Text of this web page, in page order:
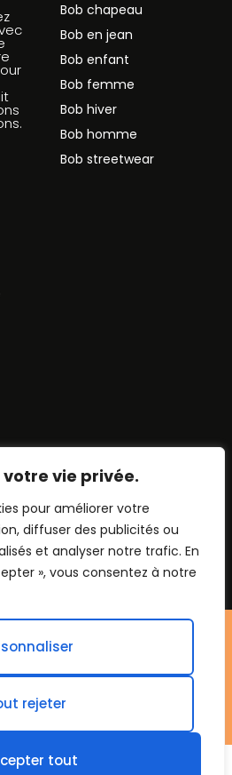
vie privée.
pour améliorer votre
diffuser des publicités ou
et analyser notre trafic. En
», vous consentez à notre
rejeter
tout
Bob chapeau
Bob en jean
Bob enfant
Bob femme
Bob hiver
Bob homme
Bob streetwear